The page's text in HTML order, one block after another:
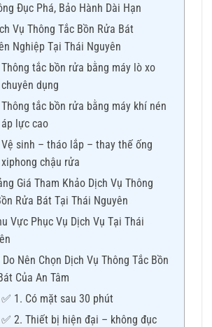
Đục Phá, Bảo Hành Dài Hạn
Vụ Thông Tắc Bồn Rửa Bát
Nghiệp Tại Thái Nguyên
Thông tắc bồn rửa bằng máy lò xo
chuyên dụng
Thông tắc bồn rửa bằng máy khí nén
áp lực cao
Vệ sinh – tháo lắp – thay thế ống
xiphong chậu rửa
Giá Tham Khảo Dịch Vụ Thông
Rửa Bát Tại Thái Nguyên
Vực Phục Vụ Dịch Vụ Tại Thái
Nên Chọn Dịch Vụ Thông Tắc Bồn
Của An Tâm
✅ 1. Có mặt sau 30 phút
✅ 2. Thiết bị hiện đại – không đục